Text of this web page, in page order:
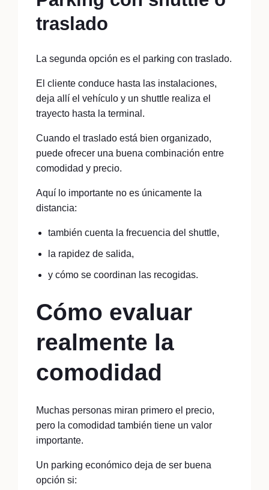
traslado
La segunda opción es el parking con traslado.
El cliente conduce hasta las instalaciones,
deja allí el vehículo y un shuttle realiza el
trayecto hasta la terminal.
Cuando el traslado está bien organizado,
puede ofrecer una buena combinación entre
comodidad y precio.
Aquí lo importante no es únicamente la
distancia:
también cuenta la frecuencia del shuttle,
la rapidez de salida,
y cómo se coordinan las recogidas.
Cómo evaluar
realmente la
comodidad
Muchas personas miran primero el precio,
pero la comodidad también tiene un valor
importante.
Un parking económico deja de ser buena
opción si: